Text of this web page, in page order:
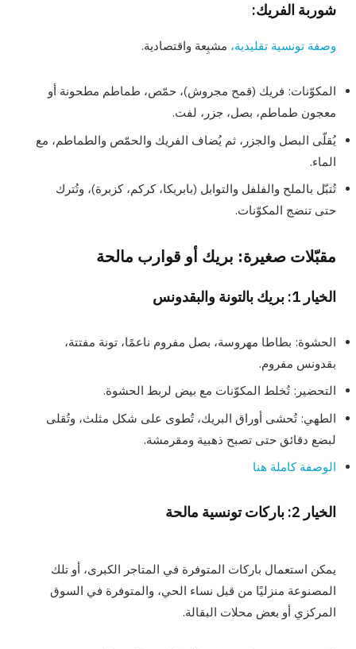
شوربة الفريك:
وصفة تونسية تقليدية، مشبِعة واقتصادية.
المكوّنات: فريك (قمح مجروش)، حمّص، طماطم مطحونة أو
معجون طماطم، بصل، جزر، لفت.
يُقلّى البصل والجزر، ثم يُضاف الفريك والحمّص والطماطم، مع
الماء.
تُتبّل بالملح والفلفل والتوابل (بابريكا، كركم، كزبرة)، وتُترك
حتى تنضج المكوّنات.
مقبّلات صغيرة: بريك أو قوارب مالحة
الخيار 1: بريك بالتونة والبقدونس
الحشوة: بطاطا مهروسة، بصل مفروم ناعمًا، تونة مفتتة،
بقدونس مفروم.
التحضير: تُخلط المكوّنات مع بيض لربط الحشوة.
الطهي: تُحشى أوراق البريك، تُطوى على شكل مثلث، وتُقلى
لبضع دقائق حتى تصبح ذهبية ومقرمشة.
الوصفة كاملة هنا
الخيار 2: باركات تونسية مالحة
يمكن استعمال باركات المتوفرة في المتاجر الكبرى، أو تلك
المصنوعة منزليًا من قبل نساء الحي، والمتوفرة في السوق
المركزي أو بعض محلات البقالة.